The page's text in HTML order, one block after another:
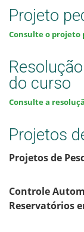
Projeto
Consulte o projeto
do curso
Consulte a
Projetos
Projetos de
Controle
Reservatórios